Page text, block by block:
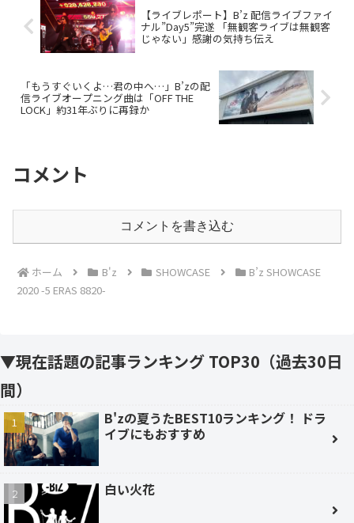
【ライブレポート】B’z 配信ライブファイ
ナル”Day5”完遂 「無観客ライブは無観客
じゃない」感謝の気持ち伝え
「もうすぐいくよ…君の中へ…」B’zの配
信ライブオープニング曲は「OFF THE
LOCK」約31年ぶりに再録か
コメント
コメントを書き込む
ホーム B'z SHOWCASE
B’z SHOWCASE
2020 -5 ERAS 8820-
▼現在話題の記事ランキング TOP30（過去30日
間）
B'zの夏うたBEST10ランキング！ ドラ
イブにもおすすめ
白い火花